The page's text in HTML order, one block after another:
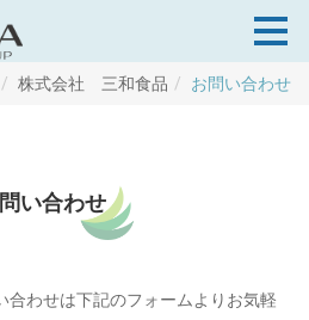
株式会社 三和食品 お問い合わせ
い合わせ
わせは下記のフォームよりお気軽